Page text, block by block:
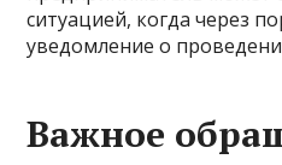
ситуацией, когда через
уведомление о
Важное